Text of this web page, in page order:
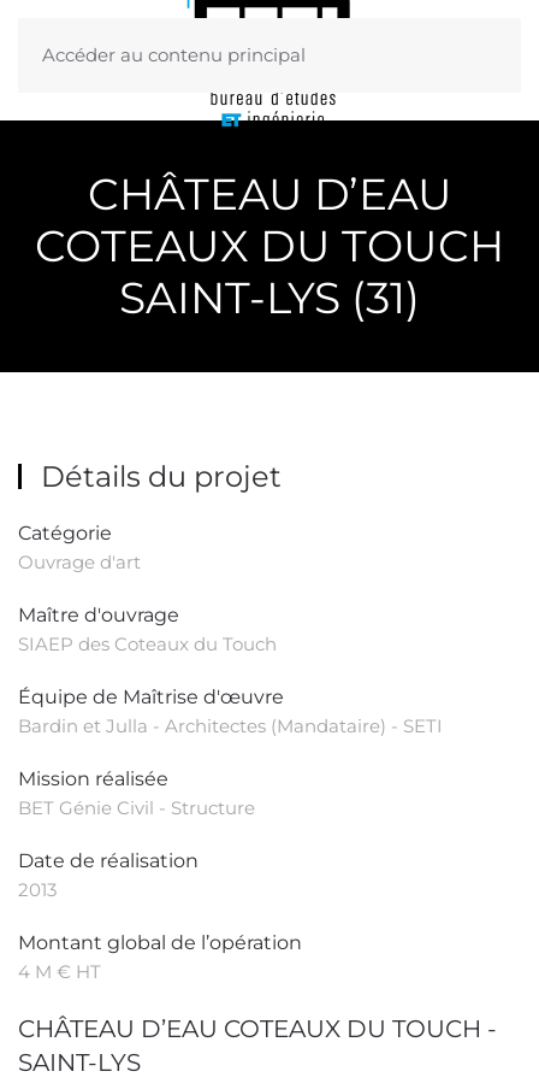
Accéder au contenu principal
Menu
CHÂTEAU D’EAU
COTEAUX DU TOUCH
SAINT-LYS (31)
Détails du projet
Catégorie
Ouvrage d'art
Maître d'ouvrage
SIAEP des Coteaux du Touch
Équipe de Maîtrise d'œuvre
Bardin et Julla - Architectes (Mandataire) - SETI
Mission réalisée
BET Génie Civil - Structure
Date de réalisation
2013
Montant global de l’opération
4 M € HT
CHÂTEAU D’EAU COTEAUX DU TOUCH -
SAINT-LYS